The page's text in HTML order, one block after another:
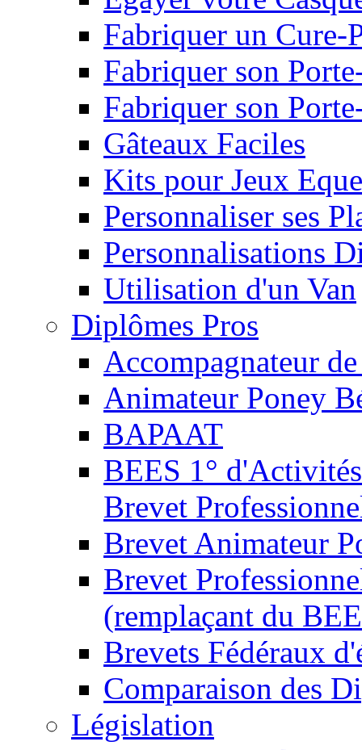
Fabriquer un Cure-
Fabriquer son
Fabriquer son
Gâteaux Faciles
Kits pour Jeux
Personnaliser ses
Personnalisations
Utilisation d'un Van
Diplômes Pros
Accompagnateur
Animateur Poney
BAPAAT
BEES 1°
Brevet
Brevet Animateur
Brevet
(remplaçant du
Brevets Fédéraux
Comparaison des
Législation